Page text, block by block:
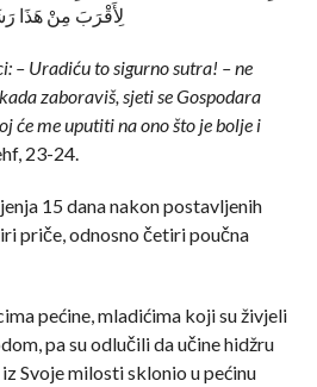
لِأَقْرَبَ مِنْ هَذَا
– Uradiću to sigurno sutra! – ne
zaboraviš, sjeti se Gospodara
će me uputiti na ono što je bolje i
23-24.
15 dana nakon postavljenih
priče, odnosno četiri poučna
pećine, mladićima koji su živjeli
pa su odlučili da učine hidžru
Svoje milosti sklonio u pećinu